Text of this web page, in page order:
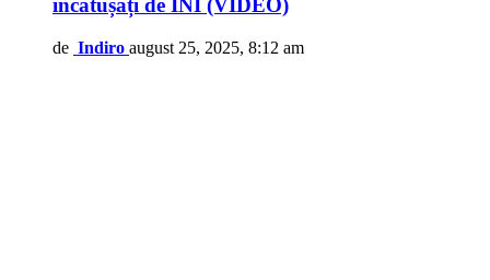
încătușați de INI (VIDEO)
de Indiro august 25, 2025, 8:12 am